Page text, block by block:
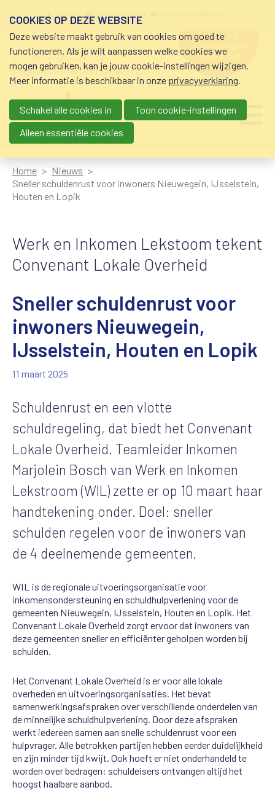
schuldhulp • sociaal krediet •
budgetbeheer • beschermingsbewind
hulp nodig
bij geldzorgen?
0800-8115.nl
Main navigation
Home
Nieuws
Sneller schuldenrust voor inwoners Nieuwegein, IJsselstein,
Houten en Lopik
Werk en Inkomen Lekstoom tekent
Convenant Lokale Overheid
Sneller schuldenrust voor
inwoners Nieuwegein,
IJsselstein, Houten en Lopik
11 maart 2025
Schuldenrust en een vlotte
schuldregeling, dat biedt het Convenant
Lokale Overheid. Teamleider Inkomen
Marjolein Bosch van Werk en Inkomen
Lekstroom (WIL) zette er op 10 maart haar
handtekening onder. Doel: sneller
schulden regelen voor de inwoners van
de 4 deelnemende gemeenten.
WIL is de regionale uitvoeringsorganisatie voor
inkomensondersteuning en schuldhulpverlening voor de
gemeenten Nieuwegein, IJsselstein, Houten en Lopik. Het
Convenant Lokale Overheid zorgt ervoor dat inwoners van
deze gemeenten sneller en efficiënter geholpen worden bij
schulden.
Het Convenant Lokale Overheid is er voor alle lokale
overheden en uitvoeringsorganisaties. Het bevat
samenwerkingsafspraken over verschillende onderdelen van
de minnelijke schuldhulpverlening. Door deze afspraken
werkt iedereen samen aan snelle schuldenrust voor een
hulpvrager. Alle betrokken partijen hebben eerder duidelijkheid
en zijn minder tijd kwijt. Ook hoeft er niet onderhandeld te
worden over bedragen: schuldeisers ontvangen altijd het
hoogst haalbare aanbod.
COOKIES OP DEZE WEBSITE
Deze website maakt gebruik van cookies om goed te
functioneren. Als je wilt aanpassen welke cookies we
mogen gebruiken, kan je jouw cookie-instellingen wijzigen.
Meer informatie is beschikbaar in onze privacyverklaring.
Schakel alle cookies in
Toon cookie-instellingen
Alleen essentiële cookies